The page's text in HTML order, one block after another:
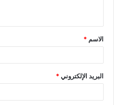
الاسم *
البريد الإلكتروني*